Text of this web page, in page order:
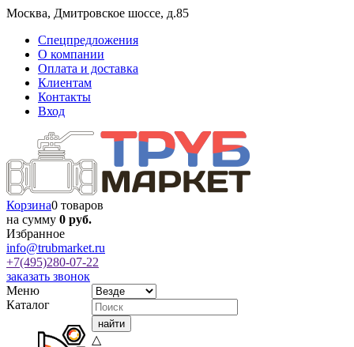
Москва, Дмитровское шоссе, д.85
Спецпредложения
О компании
Оплата и доставка
Клиентам
Контакты
Вход
Корзина0 товаров
на сумму 0 руб.
Избранное
info@trubmarket.ru
+7(495)280-07-22
заказать звонок
Меню
Каталог
△